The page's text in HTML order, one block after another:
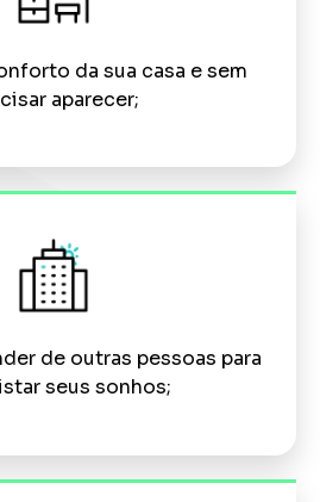
da sua casa e sem
aparecer;
de outras pessoas para
seus sonhos;